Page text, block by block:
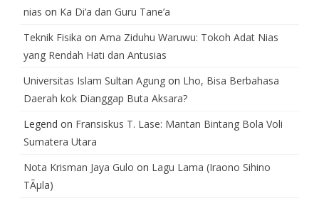
nias on Ka Di’a dan Guru Tane’a
Teknik Fisika on Ama Ziduhu Waruwu: Tokoh Adat Nias
yang Rendah Hati dan Antusias
Universitas Islam Sultan Agung on Lho, Bisa Berbahasa
Daerah kok Dianggap Buta Aksara?
Legend on Fransiskus T. Lase: Mantan Bintang Bola Voli
Sumatera Utara
Nota Krisman Jaya Gulo on Lagu Lama (Iraono Sihino
TÃµla)